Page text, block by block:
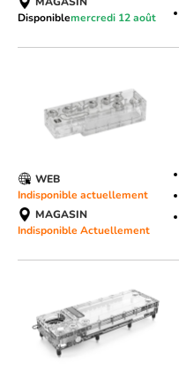
Disponiblemercredi 12 août
WEB
Indisponible actuellement
MAGASIN
Indisponible Actuellement